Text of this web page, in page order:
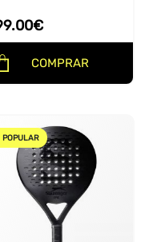
€
COMPRAR
POPULAR